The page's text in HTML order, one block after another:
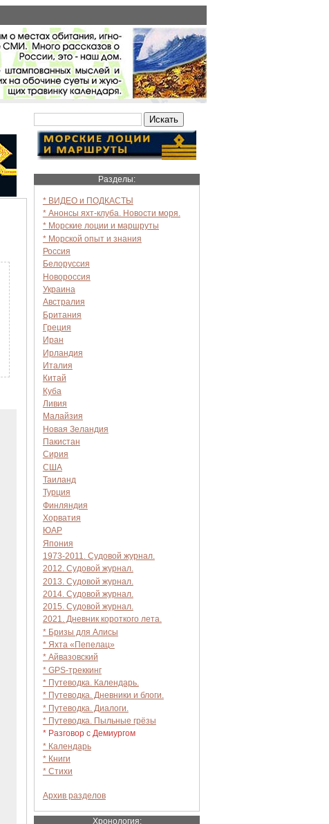
Разделы:
* ВИДЕО и ПОДКАСТЫ
* Анонсы яхт-клуба. Новости моря.
* Морские лоции и маршруты
* Морской опыт и знания
Россия
Белоруссия
Новороссия
Украина
Австралия
Британия
Греция
Иран
Ирландия
Италия
Китай
Куба
Ливия
Малайзия
Новая Зеландия
Пакистан
Сирия
США
Таиланд
Турция
Финляндия
Хорватия
ЮАР
Япония
1973-2011. Судовой журнал.
2012. Судовой журнал.
2013. Судовой журнал.
2014. Судовой журнал.
2015. Судовой журнал.
2021. Дневник короткого лета.
* Бризы для Алисы
* Яхта «Пепелац»
* Айвазовский
* GPS-треккинг
* Путеводка. Календарь.
* Путеводка. Дневники и блоги.
* Путеводка. Диалоги.
* Путеводка. Пыльные грёзы
* Разговор с Демиургом
* Календарь
* Книги
* Стихи
Архив разделов
Хронология: